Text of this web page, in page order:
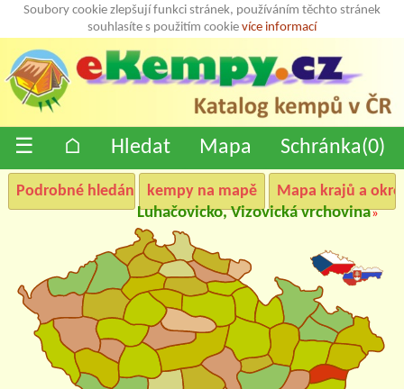
Soubory cookie zlepšují funkci stránek, používáním těchto stránek
souhlasíte s použitím cookie více informací
☰ ⌂ Hledat Mapa Schránka(0)
Podrobné hledání kempy na mapě
Mapa krajů a
Luhačovicko, Vizovická vrchovina»